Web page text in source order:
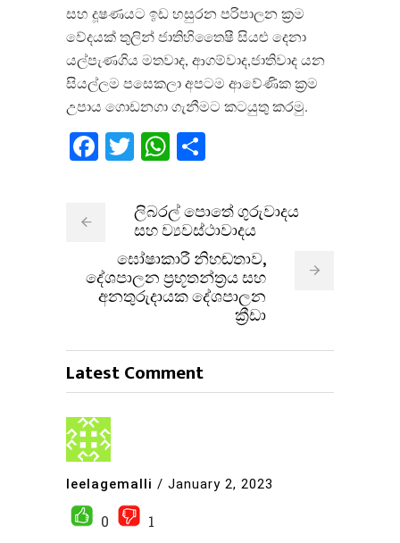
සහ දූෂණයට ඉඩ හසුරන පරිපාලන ක්‍රම
වේදයක් තුලින් ජාතිහිතෛෂී සියළු දෙනා
යල්පැණගිය මතවාද, ආගම්වාද,ජාතිවාද යන
සියල්ලම පසෙකලා අපටම ආවේණික ක්‍රම
උපාය ගොඩනගා ගැනීමට කටයුතු කරමු.
Facebook
TwitterWhatsApp
ලිබරල් පොතේ ගුරුවාදය
සහ ව්‍යවස්ථාවාදය
ඝෝෂාකාරී නිහඬතාව,
දේශපාලන ප්‍රභූතන්ත්‍රය සහ
අනතුරුදායක දේශපාලන
ක්‍රීඩා
Latest Comment
leelagemalli / January 2, 2023
0
1